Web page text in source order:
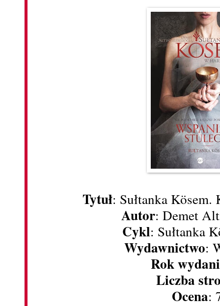
Tytuł: Sułtanka
Autor: Demet
Cykl: Sułtanka
Wydawnictwo:
Rok
Liczba
Ocena: